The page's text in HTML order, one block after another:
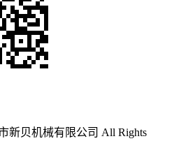
新贝机械有限公司 All Rights